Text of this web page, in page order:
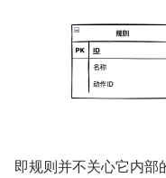
即规则并不关心它内部